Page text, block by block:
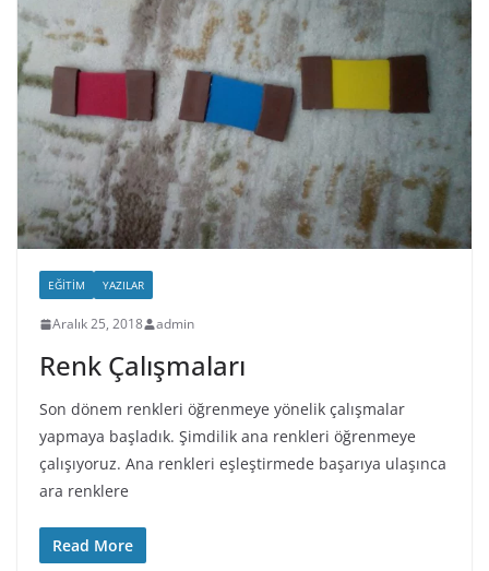
EĞITIM YAZILAR
Aralık 25, 2018 admin
Renk Çalışmaları
Son dönem renkleri öğrenmeye yönelik çalışmalar
yapmaya başladık. Şimdilik ana renkleri öğrenmeye
çalışıyoruz. Ana renkleri eşleştirmede başarıya ulaşınca
ara renklere
Read More